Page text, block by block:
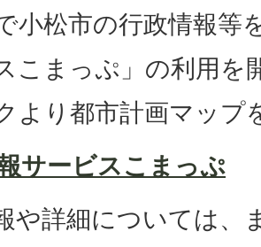
小松市の行政情報等
こまっぷ」の利用を
より都市計画マップ
サービスこまっぷ
や詳細については、